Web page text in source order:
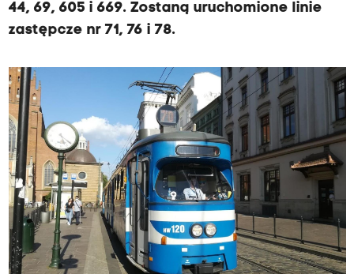
44, 69, 605 i 669. Zostaną uruchomione linie
zastępcze nr 71, 76 i 78.